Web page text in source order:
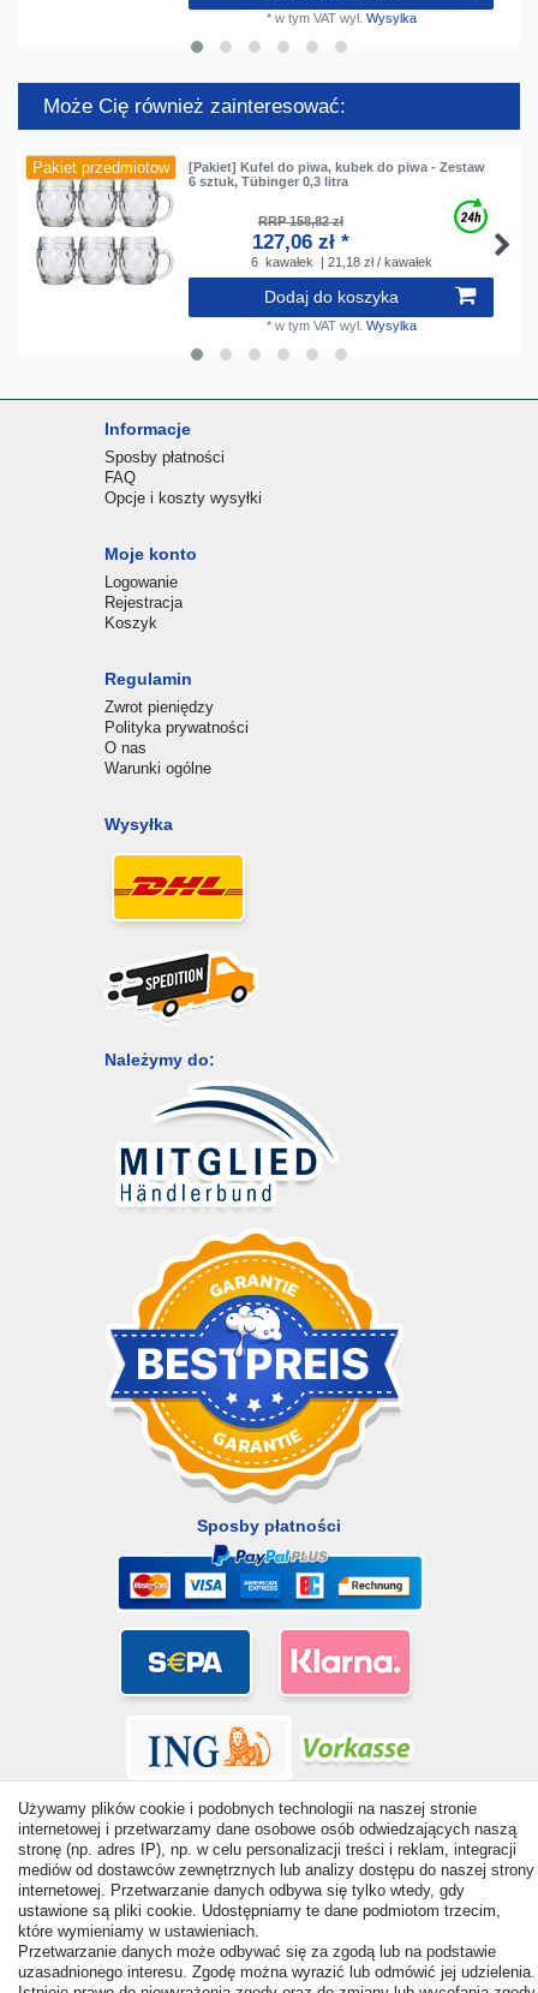
* w tym VATwyl. Wysylka
Może Cię również zainteresować:
Pakiet przedmiotow
[Pakiet] Kufel do piwa, kubek do piwa - Zestaw
6 sztuk, Tübinger 0,3 litra
RRP 158,82 zł
127,06 zł *
6 kawałek | 21,18 zł / kawałek
Dodaj do koszyka
* w tym VATwyl. Wysylka
Informacje
Sposby płatności
FAQ
Opcje i koszty wysyłki
Moje konto
Logowanie
Rejestracja
Koszyk
Regulamin
Zwrot pieniędzy
Polityka prywatności
O nas
Warunki ogólne
Wysyłka
Należymy do:
Sposby płatności
© Copyright 2026 | Wszelkie prawa zastrzezone. - All rights
reserved. Prices incl. VAT. 19% VAT Basic prices see article detail
| * Applies to deliveries to the UK!
Używamy plików cookie i podobnych technologii na naszej stronie
internetowej i przetwarzamy dane osobowe osób odwiedzających naszą
stronę (np. adres IP), np. w celu personalizacji treści i reklam, integracji
mediów od dostawców zewnętrznych lub analizy dostępu do naszej strony
internetowej. Przetwarzanie danych odbywa się tylko wtedy, gdy
ustawione są pliki cookie. Udostępniamy te dane podmiotom trzecim,
które wymieniamy w ustawieniach.
Przetwarzanie danych może odbywać się za zgodą lub na podstawie
uzasadnionego interesu. Zgodę można wyrazić lub odmówić jej udzielenia.